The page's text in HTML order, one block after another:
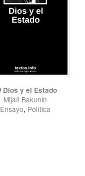
Dios y el Estado
Mijaíl Bakunin
Ensayo, Política